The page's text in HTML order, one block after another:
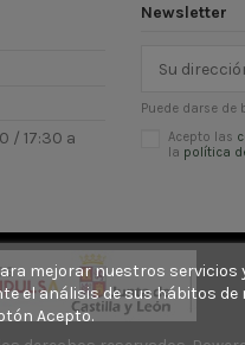
/ 17:30 a
mejorar nuestros
el análisis de sus hábitos de
Acepto.
Newsletter
Puede darse
Acepto las
la política